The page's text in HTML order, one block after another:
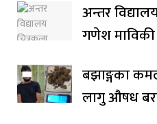
अन्तर
गणेश माविकी
बझाङ्गका
लागु औषध